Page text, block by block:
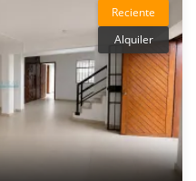
Reciente
Alquiler